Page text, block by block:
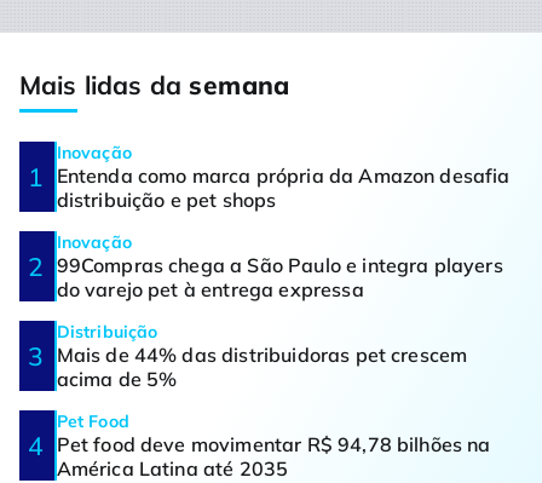
Mais lidas dasemana
Inovação
Entenda como marca própria da Amazon desafia
distribuição e pet shops
Inovação
99Compras chega a São Paulo e integra players
do varejo pet à entrega expressa
Distribuição
Mais de 44% das distribuidoras pet crescem
acima de 5%
Pet Food
Pet food deve movimentar R$ 94,78 bilhões na
América Latina até 2035